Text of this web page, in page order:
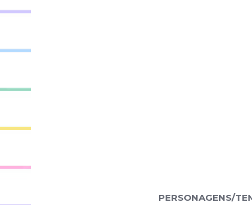
PERSONAGENS/